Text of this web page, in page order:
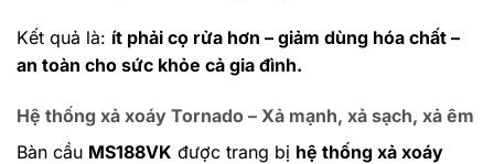
Kết quả là: ít phải cọ rửa hơn – giảm dùng hóa chất –
an toàn cho sức khỏe cả gia đình.
Hệ thống xả xoáy Tornado – Xả mạnh, xả sạch, xả êm
Bàn cầu MS188VK được trang bị hệ thống xả xoáy